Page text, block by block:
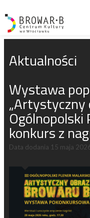
Aktualności
Wystawa
„Artystyczny
Ogólnopolski
konkurs z
Data dodania 15 maja